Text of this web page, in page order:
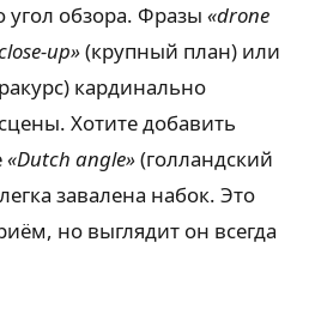
угол обзора. Фразы «drone
up»(крупный план) или
кардинально
Хотите добавить
«Dutch angle»(голландский
завалена набок. Это
но выглядит он всегда